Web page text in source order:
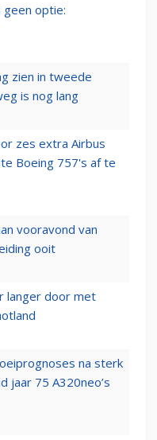
geen optie:
zien in tweede
is nog lang
zes extra Airbus
Boeing 757's af te
vooravond van
ooit
langer door met
na sterk
jaar 75 A320neo’s